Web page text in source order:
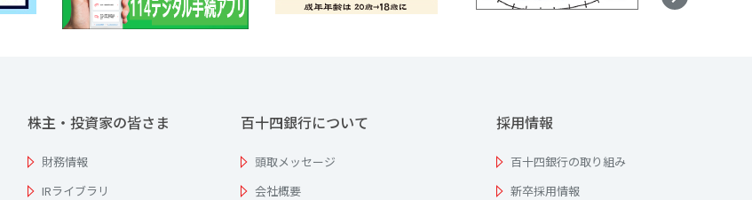
株主・投資家の皆さま
財務情報
IRライブラリ
百十四銀行について
頭取メッセージ
会社概要
採用情報
百十四銀行の取り組み
新卒採用情報